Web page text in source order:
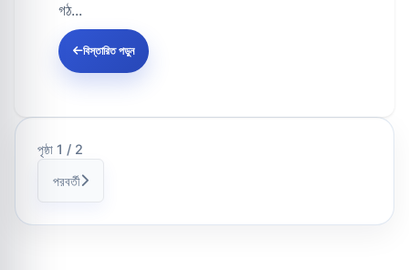
গঠ...
বিস্তারিত পড়ুন
পৃষ্ঠা 1 / 2
পরবর্তী